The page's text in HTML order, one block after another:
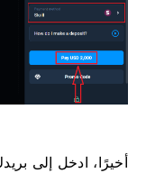
أخيرًا، ادخل إلى